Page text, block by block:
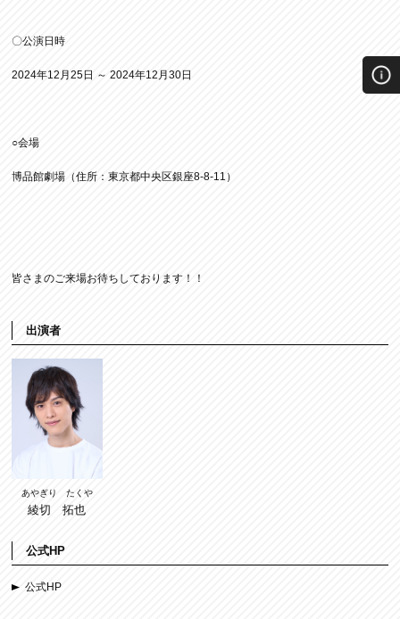
〇公演日時
2024年12月25日 ～ 2024年12月30日
○会場
博品館劇場（住所：東京都中央区銀座8-8-11）
皆さまのご来場お待ちしております！！
出演者
あやぎり たくや
綾切 拓也
公式HP
公式HP